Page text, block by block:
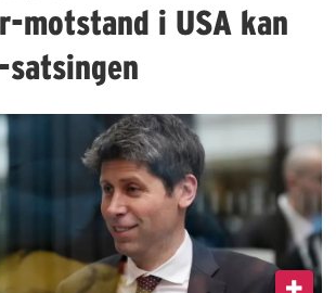
motstand i USA kan
satsingen